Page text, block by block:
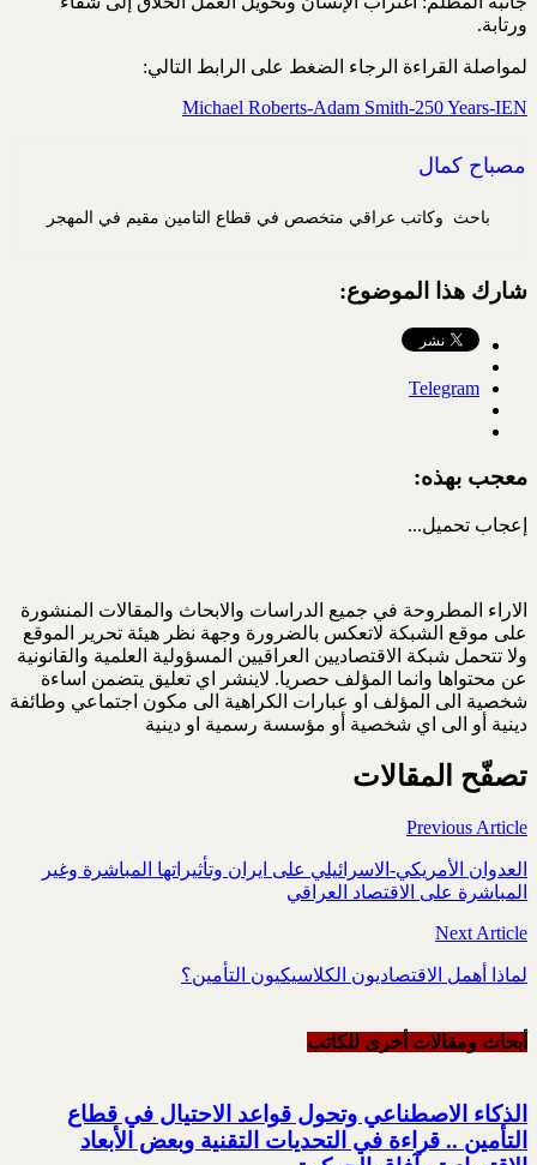
ورتابة‎.‎
لمواصلة القراءة الرجاء الضغط على الرابط التالي:
Michael Roberts-Adam Smith-250 Years-IEN
مصباح كمال
باحث وكاتب عراقي متخصص في قطاع التامين مقيم في المهجر
شارك هذا الموضوع:
Telegram
معجب بهذه:
إعجاب تحميل...
الاراء المطروحة في جميع الدراسات والابحاث والمقالات المنشورة
على موقع الشبكة لاتعكس بالضرورة وجهة نظر هيئة تحرير الموقع
ولا تتحمل شبكة الاقتصاديين العراقيين المسؤولية العلمية والقانونية
عن محتواها وانما المؤلف حصريا. لاينشر اي تعليق يتضمن اساءة
شخصية الى المؤلف او عبارات الكراهية الى مكون اجتماعي وطائفة
دينية أو الى اي شخصية أو مؤسسة رسمية او دينية
تصفّح المقالات
Previous Article
العدوان الأمريكي-الاسرائيلي على ايران وتأثيراتها المباشرة وغير
المباشرة على الاقتصاد العراقي
Next Article
لماذا أهمل الاقتصاديون الكلاسيكيون التأمين؟
أبحاث ومقالات أخرى للکاتب
الذكاء الاصطناعي وتحول قواعد الاحتيال في قطاع
‏التأمين .. قراءة في التحديات التقنية وبعض الأبعاد